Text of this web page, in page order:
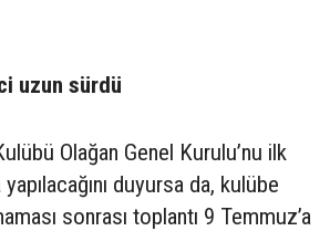
uzun sürdü
Olağan Genel Kurulu’nu ilk
duyursa da, kulübe
sonrası toplantı 9 Temmuz’a